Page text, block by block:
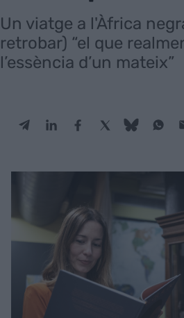
Un viatge a l'Àfrica
retrobar) “el que
l’essència d’un mateix”